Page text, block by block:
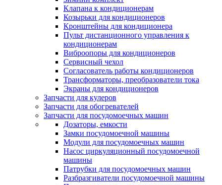
Клапана к кондиционерам
Козырьки для кондиционеров
Кронштейны для кондиционера
Пульт дистанционного управления к
кондиционерам
Виброопоры для кондиционеров
Сервисный чехол
Согласователь работы кондиционеров
Трансформаторы, преобразователи тока
Экраны для кондиционеров
Запчасти для кулеров
Запчасти для обогревателей
Запчасти для посудомоечных машин
Дозаторы, емкости
Замки посудомоечной машины
Модули для посудомоечных машин
Насос циркуляционный посудомоечной
машины
Патрубки для посудомоечных машин
Разбразгиватели посудомоечной машины